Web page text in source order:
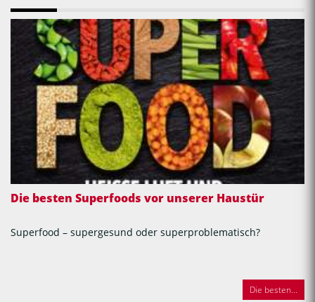
Die besten Superfoods vor unserer Haustür
Superfood – supergesund oder superproblematisch?
Die besten...